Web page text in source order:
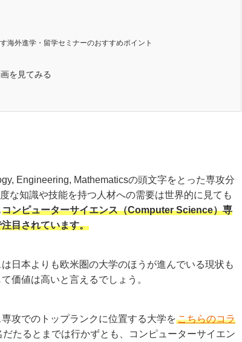
海外進学・留学セミナーのおすすめポイント
を見てみる
Engineering, Mathematicsの頭文字をとった専攻分
な知識や技能を持つ人材への需要は世界的に見ても
コンピューターサイエンス（Computer Science）専
目されています。
日本よりも欧米圏の大学のほうが進んでいる現状も
価値は高いと言えるでしょう。
攻でのトップランクに位置する大学をこちらのコラ
たるとまでは行かずとも、コンピューターサイエン